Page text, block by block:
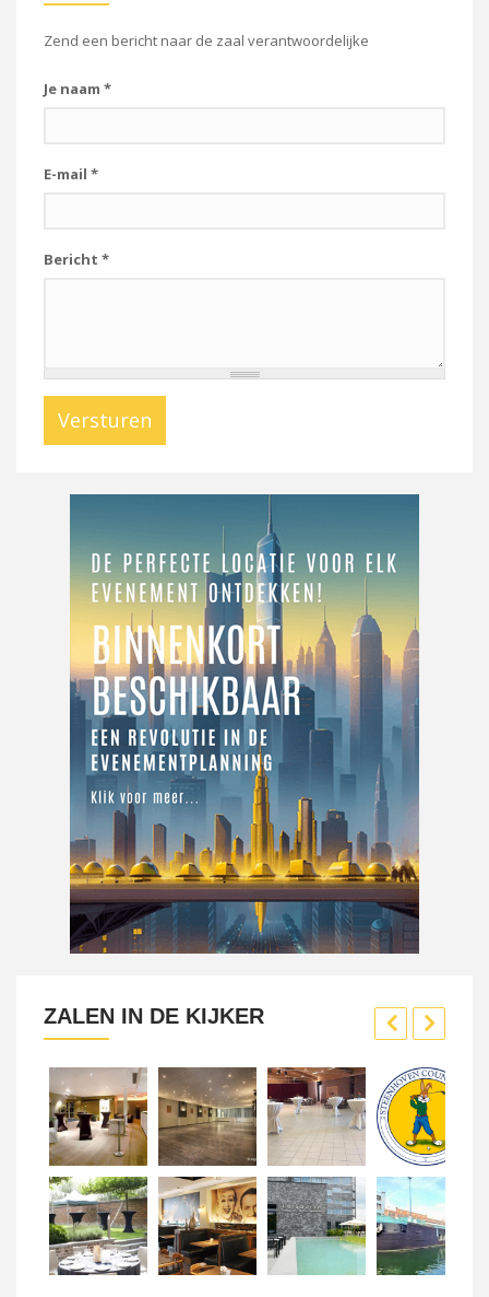
Zend een bericht naar de zaal verantwoordelijke
Je naam *
E-mail *
Bericht *
Versturen
ZALEN IN DE KIJKER